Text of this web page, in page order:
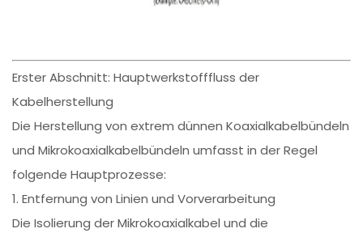
Erster Abschnitt: Hauptwerkstofffluss der
Kabelherstellung
Die Herstellung von extrem dünnen Koaxialkabelbündeln
und Mikrokoaxialkabelbündeln umfasst in der Regel
folgende Hauptprozesse:
1. Entfernung von Linien und Vorverarbeitung
Die Isolierung der Mikrokoaxialkabel und die